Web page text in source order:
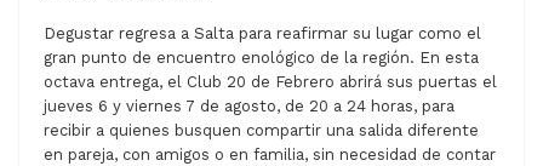
Degustar regresa a Salta para reafirmar su lugar como el
gran punto de encuentro enológico de la región. En esta
octava entrega, el Club 20 de Febrero abrirá sus puertas el
jueves 6 y viernes 7 de agosto, de 20 a 24 horas, para
recibir a quienes busquen compartir una salida diferente
en pareja, con amigos o en familia, sin necesidad de contar